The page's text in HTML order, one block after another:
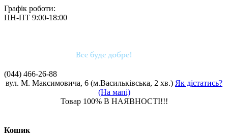
Графік роботи:
ПН-ПТ 9:00-18:00
(044) 466-26-88
вул. М. Максимовича, 6 (м.Васильківська, 2 хв.) Як дістатись?
(На мапі)
Товар 100% В НАЯВНОСТІ!!!
Кошик